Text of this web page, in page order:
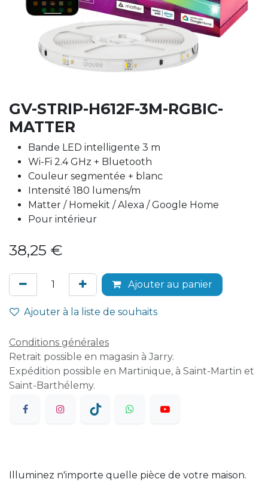
GV-STRIP-H612F-3M-RGBIC-
MATTER
Bande LED intelligente 3 m
Wi-Fi 2.4 GHz + Bluetooth
Couleur segmentée + blanc
Intensité 180 lumens/m
Matter / Homekit / Alexa / Google Home
Pour intérieur
38,25 €
Ajouter au panier
Ajouter à la liste de souhaits
Conditions générales
Retrait possible en magasin à Jarry.
Expédition possible en Martinique, à Saint-Martin et
Saint-Barthélemy.
Illuminez n'importe quelle pièce de votre maison.